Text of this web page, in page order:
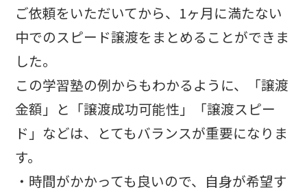
ご依頼をいただいてから、1ヶ月に満たない
中でのスピード譲渡をまとめることができま
した。
この学習塾の例からもわかるように、「譲渡
金額」と「譲渡成功可能性」「譲渡スピー
ド」などは、とてもバランスが重要になりま
す。
・時間がかかっても良いので、自身が希望す